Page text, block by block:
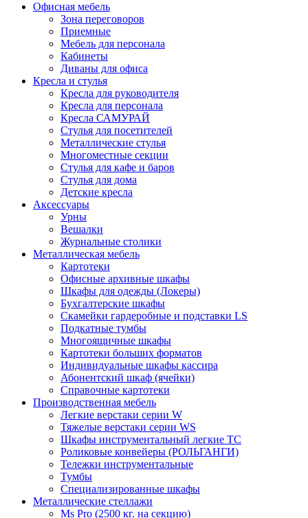
Офисная мебель
Зона переговоров
Приемные
Мебель для персонала
Кабинеты
Диваны для офиса
Кресла и стулья
Кресла для руководителя
Кресла для персонала
Кресла САМУРАЙ
Стулья для посетителей
Металлические стулья
Многоместные секции
Стулья для кафе и баров
Стулья для дома
Детские кресла
Аксессуары
Урны
Вешалки
Журнальные столики
Металлическая мебель
Картотеки
Офисные архивные шкафы
Шкафы для одежды (Локеры)
Бухгалтерские шкафы
Скамейки гардеробные и подставки LS
Подкатные тумбы
Многоящичные шкафы
Картотеки больших форматов
Индивидуальные шкафы кассира
Абонентский шкаф (ячейки)
Справочные картотеки
Производственная мебель
Легкие верстаки серии W
Тяжелые верстаки серии WS
Шкафы инструментальный легкие ТС
Роликовые конвейеры (РОЛЬГАНГИ)
Тележки инструментальные
Тумбы
Специализированные шкафы
Металлические стеллажи
Ms Pro (2500 кг. на секцию)